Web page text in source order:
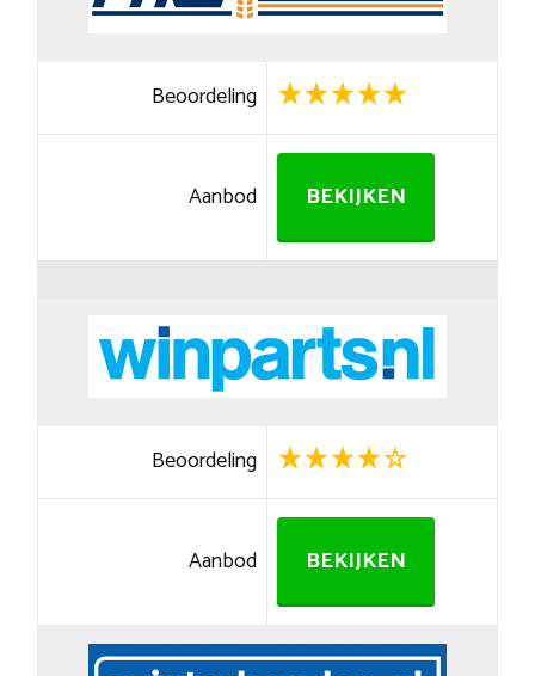
Beoordeling
Aanbod BEKIJKEN
Beoordeling
Aanbod BEKIJKEN